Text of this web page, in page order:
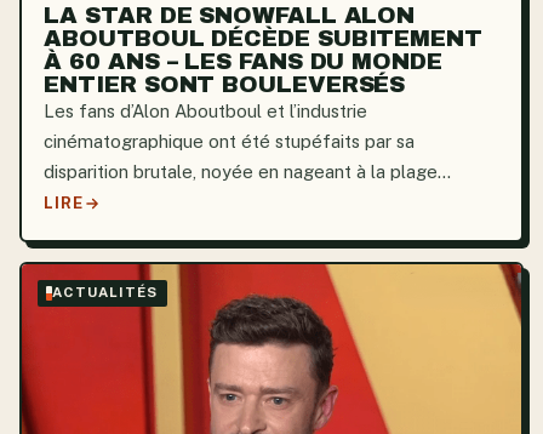
LA STAR DE SNOWFALL ALON
ABOUTBOUL DÉCÈDE SUBITEMENT
À 60 ANS – LES FANS DU MONDE
ENTIER SONT BOULEVERSÉS
Les fans d’Alon Aboutboul et l’industrie
cinématographique ont été stupéfaits par sa
disparition brutale, noyée en nageant à la plage
d’Habonim. Après d’innombrables tentatives pour le
derrière lui...
LIRE
ACTUALITÉS